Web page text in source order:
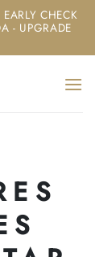
CHECK
- UPGRADE